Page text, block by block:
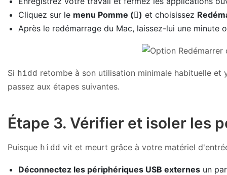
Cliquez sur le menu Pomme () et choisissez
Après le redémarrage du Mac, laissez-lui une
Si hidd retombe à son utilisation minimale habituelle
passez aux étapes suivantes.
Étape 3. Vérifier et isoler les
Puisque hidd vit et meurt grâce à votre matériel
Déconnectez les périphériques USB externes un